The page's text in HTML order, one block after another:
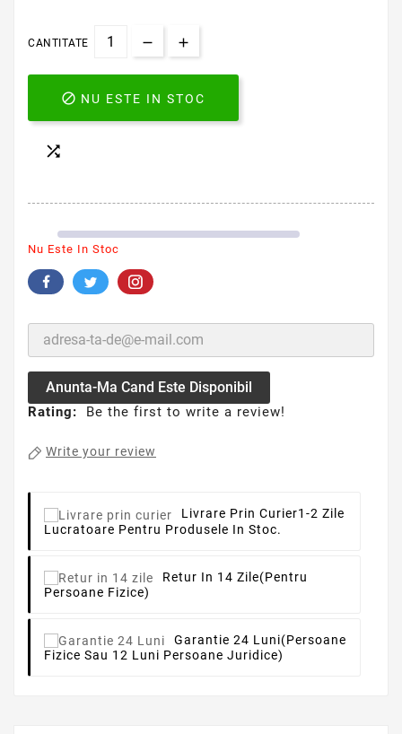
CANTITATE
 NU ESTE IN STOC

Nu Este In Stoc
Anunta-Ma Cand Este Disponibil
Rating: Be the first to write a review!
Write your review
Livrare Prin Curier1-2 Zile
Lucratoare Pentru Produsele In Stoc.
Retur In 14 Zile(pentru
Persoane Fizice)
Garantie 24 Luni(persoane
Fizice Sau 12 Luni Persoane Juridice)